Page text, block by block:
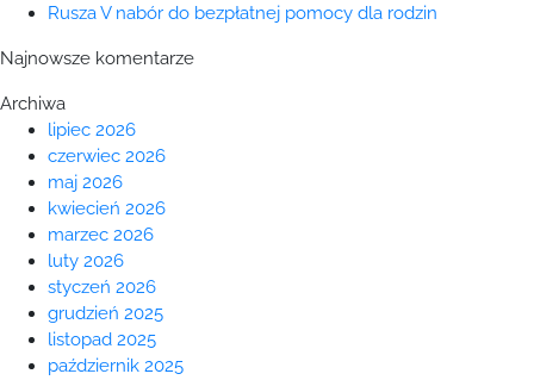
Rusza V nabór do bezpłatnej pomocy dla rodzin
Najnowsze komentarze
Archiwa
lipiec 2026
czerwiec 2026
maj 2026
kwiecień 2026
marzec 2026
luty 2026
styczeń 2026
grudzień 2025
listopad 2025
październik 2025